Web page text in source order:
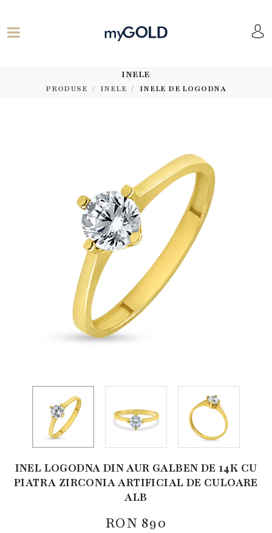
INELE
PRODUSE INELE INELE DE LOGODNA
INEL LOGODNA DIN AUR GALBEN DE 14K CU
PIATRA ZIRCONIA ARTIFICIAL DE CULOARE
ALB
RON 890